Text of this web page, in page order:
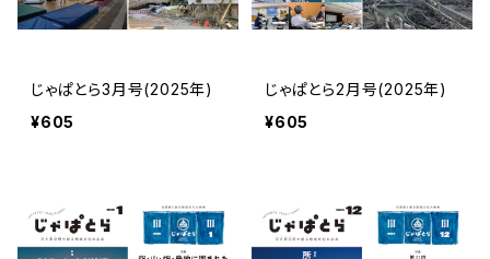
じゃぱとら3月号(2025年)
¥605
じゃぱとら2月号(2025年)
¥605